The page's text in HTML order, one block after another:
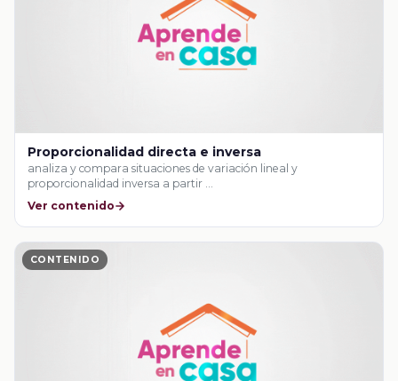
Proporcionalidad directa e inversa
analiza y compara situaciones de variación lineal y
proporcionalidad inversa a partir …
Ver contenido
CONTENIDO